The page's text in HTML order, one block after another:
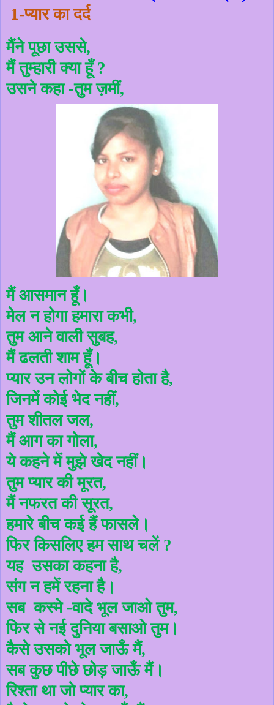
1-प्यार का दर्द
मैंने पूछा उससे,
मैं तुम्हारी क्या हूँ ?
उसने कहा -तुम ज़मीं,
मैं आसमान हूँ।
मेल न होगा हमारा कभी,
तुम आने वाली सुबह,
मैं ढलती शाम हूँ।
प्यार उन लोगों के बीच होता है,
जिनमें कोई भेद नहीं,
तुम शीतल जल,
मैं आग का गोला,
ये कहने में मुझे खेद नहीं।
तुम प्यार की मूरत,
मैं नफरत की सूरत,
हमारे बीच कई हैं फासले।
फिर किसलिए हम साथ चलें ?
यह उसका कहना है,
संग न हमें रहना है।
सब कस्मे -वादे भूल जाओ तुम,
फिर से नई दुनिया बसाओ तुम।
कैसे उसको भूल जाऊँ मैं,
सब कुछ पीछे छोड़ जाऊँ मैं।
रिश्ता था जो प्यार का,